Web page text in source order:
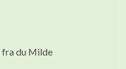
fra du Milde